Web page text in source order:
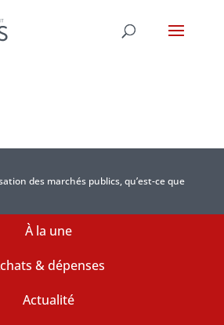
des marchés publics, qu’est-ce que
À la une
& dépenses
Actualité